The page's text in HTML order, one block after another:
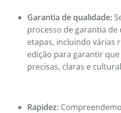
Garantia de qualidade:
processo de garantia de
etapas, incluindo várias
edição para garantir
precisas, claras e
Rapidez: